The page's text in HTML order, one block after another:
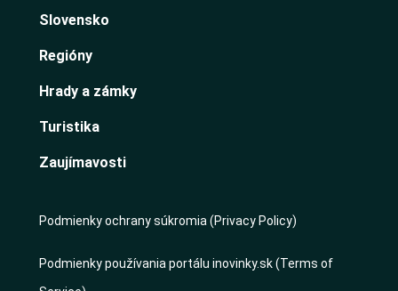
Slovensko
Regióny
Hrady a zámky
Turistika
Zaujímavosti
Podmienky ochrany súkromia (Privacy Policy)
Podmienky používania portálu inovinky.sk (Terms of